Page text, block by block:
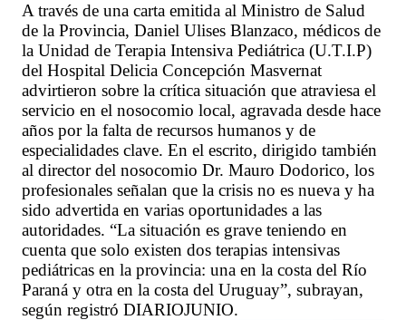
A través de una carta emitida al Ministro de Salud
de la Provincia, Daniel Ulises Blanzaco, médicos de
la Unidad de Terapia Intensiva Pediátrica (U.T.I.P)
del Hospital Delicia Concepción Masvernat
advirtieron sobre la crítica situación que atraviesa el
servicio en el nosocomio local, agravada desde hace
años por la falta de recursos humanos y de
especialidades clave. En el escrito, dirigido también
al director del nosocomio Dr. Mauro Dodorico, los
profesionales señalan que la crisis no es nueva y ha
sido advertida en varias oportunidades a las
autoridades. “La situación es grave teniendo en
cuenta que solo existen dos terapias intensivas
pediátricas en la provincia: una en la costa del Río
Paraná y otra en la costa del Uruguay”, subrayan,
según registró DIARIOJUNIO.